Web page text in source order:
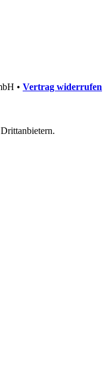
• Vertrag widerrufen